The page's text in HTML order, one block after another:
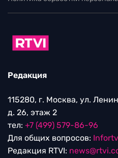
Редакция
115280, г. Москва, ул.
д. 26, этаж 2
тел: +7 (499) 579-86-96
Для общих вопросов:
Редакция RTVI: